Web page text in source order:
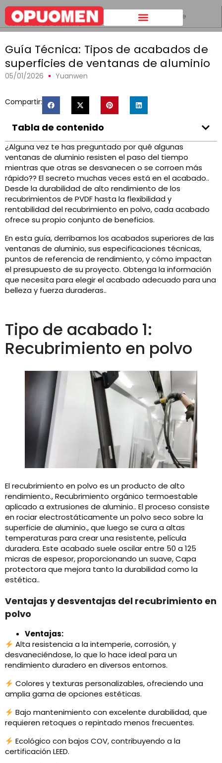
Hogar >
Guía Técnica: Tipos de acabados de superficies de
ventanas de aluminio
Guía Técnica: Tipos de acabados de
superficies de ventanas de aluminio
05/01/2026 Yuanwen
Compartir:
Tabla de contenido
¿Alguna vez te has preguntado por qué algunas
ventanas de aluminio resisten el paso del tiempo
mientras que otras se desvanecen o se corroen más
rápido?? El secreto muchas veces está en el acabado..
Desde la durabilidad de alto rendimiento de los
recubrimientos de PVDF hasta la flexibilidad y
rentabilidad del recubrimiento en polvo, cada acabado
ofrece su propio conjunto de beneficios.
En esta guía, derribamos los acabados superiores de las
ventanas de aluminio, sus especificaciones técnicas,
puntos de referencia de rendimiento, y cómo impactan
el presupuesto de su proyecto. Obtenga la información
que necesita para elegir el acabado adecuado para una
belleza y fuerza duraderas..
Tipo de acabado 1:
Recubrimiento en polvo
El recubrimiento en polvo es un producto de alto
rendimiento., Recubrimiento orgánico termoestable
aplicado a extrusiones de aluminio.. El proceso consiste
en rociar electrostáticamente un polvo seco sobre la
superficie de aluminio., que luego se cura a altas
temperaturas para crear una resistente, película
duradera. Este acabado suele oscilar entre 50 a 125
micras de espesor, proporcionando un suave, Capa
protectora que mejora tanto la durabilidad como la
estética..
Ventajas y desventajas del recubrimiento en
polvo
Ventajas:
Alta resistencia a la intemperie, corrosión, y
desvaneciéndose, lo que lo hace ideal para un
rendimiento duradero en diversos entornos.
Colores y texturas personalizables, ofreciendo una
amplia gama de opciones estéticas.
Bajo mantenimiento con excelente durabilidad, que
requieren retoques o repintado menos frecuentes.
Ecológico con bajos COV, contribuyendo a la
certificación LEED.